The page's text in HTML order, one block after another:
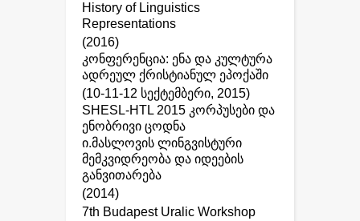
History of Linguistics
Representations
(2016)
კონფერენცია: ენა და კულტურა
ადრეულ ქრისტიანულ ეპოქაში
(10-11-12 სექტემბერი, 2015)
SHESL-HTL 2015 კორპუსები და
ენობრივი ცოდნა
ი.მასლოვის ლინგვისტური
მემკვიდრეობა და იდეების
განვითარება
(2014)
7th Budapest Uralic Workshop